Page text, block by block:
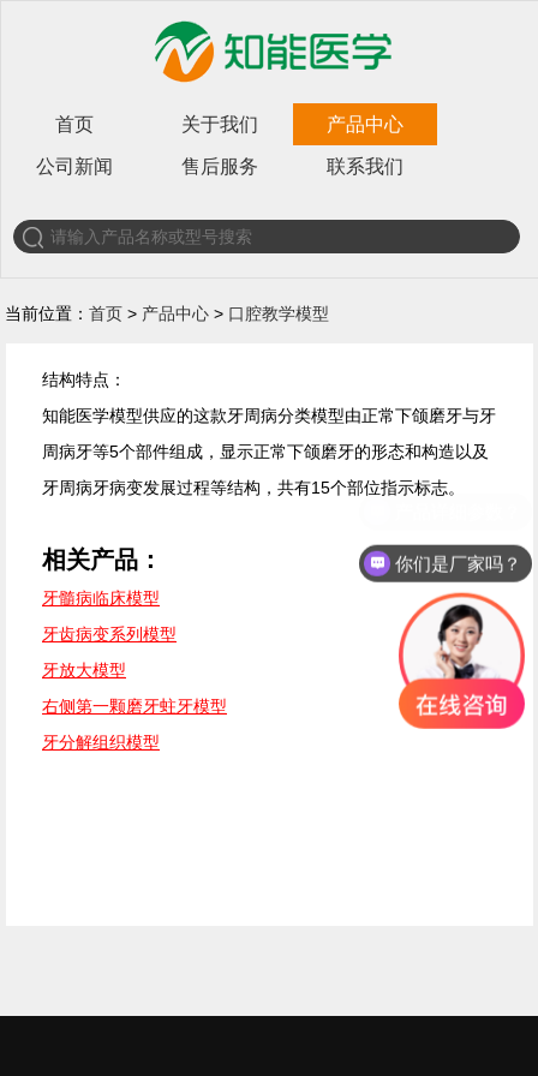
首页 关于我们 产品中心
公司新闻 售后服务 联系我们
当前位置：首页 > 产品中心 > 口腔教学模型
结构特点：
知能医学模型供应的这款牙周病分类模型由正常下颌磨牙与牙
周病牙等5个部件组成，显示正常下颌磨牙的形态和构造以及
牙周病牙病变发展过程等结构，共有15个部位指示标志。
相关产品：
牙髓病临床模型
牙齿病变系列模型
牙放大模型
右侧第一颗磨牙蛀牙模型
牙分解组织模型
你们是厂家吗？